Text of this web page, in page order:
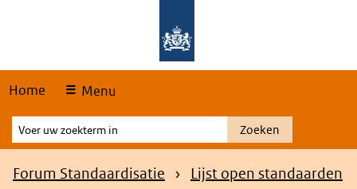
Home Menu
Voer
uw
zoekterm
Zoeken
Kruimelpad
Forum Standaardisatie
Lijst open standaarden